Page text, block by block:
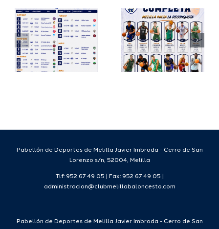
Deporte
completa
su
proyecto
FEB y la
Copa
España
FEB para
2026/27
Pabellón de Deportes de Melilla Javier Imbroda - Cerro de San
Lorenzo s/n, 52004, Melilla
Tlf: 952 67 49 05 | Fax: 952 67 49 05 |
administracion@clubmelillabaloncesto.com
Pabellón de Deportes de Melilla Javier Imbroda - Cerro de San